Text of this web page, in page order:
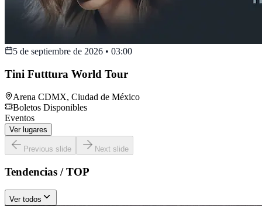
5 de septiembre de 2026 • 03:00
Tini Futttura World Tour
Arena CDMX, Ciudad de México
Boletos Disponibles
Eventos
Ver lugares
Previous slide Next slide
Tendencias / TOP
Ver todos